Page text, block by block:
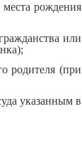
места рождения
или
родителя (при
указанным в